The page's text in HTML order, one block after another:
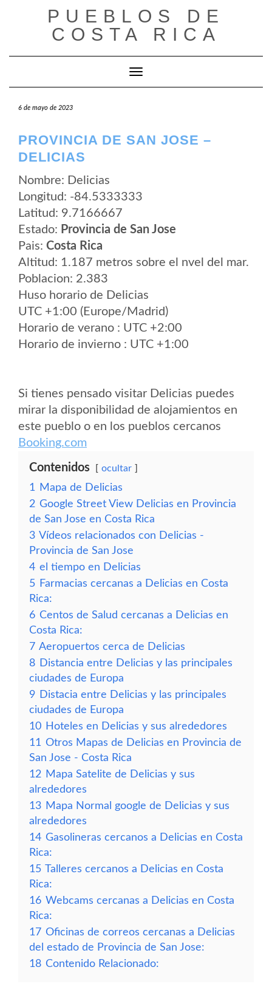
PUEBLOS DE
COSTA RICA
Cambiar modo de navegación
6 de mayo de 2023
PROVINCIA DE SAN JOSE –
DELICIAS
Nombre: Delicias
Longitud: -84.5333333
Latitud: 9.7166667
Estado: Provincia de San Jose
Pais: Costa Rica
Altitud: 1.187 metros sobre el nvel del mar.
Poblacion: 2.383
Huso horario de Delicias
UTC +1:00 (Europe/Madrid)
Horario de verano : UTC +2:00
Horario de invierno : UTC +1:00
Si tienes pensado visitar Delicias puedes
mirar la disponibilidad de alojamientos en
este pueblo o en los pueblos cercanos
Booking.com
Contenidos ocultar
1
Mapa de Delicias
2 Google Street View Delicias en Provincia
de San Jose en Costa Rica
3 Vídeos relacionados con Delicias -
Provincia de San Jose
4 el tiempo en Delicias
5 Farmacias cercanas a Delicias en Costa
Rica:
6 Centos de Salud cercanas a Delicias en
Costa Rica:
7 Aeropuertos cerca de Delicias
8 Distancia entre Delicias y las principales
ciudades de Europa
9 Distacia entre Delicias y las principales
ciudades de Europa
10 Hoteles en Delicias y sus alrededores
11 Otros Mapas de Delicias en Provincia de
San Jose - Costa Rica
12 Mapa Satelite de Delicias y sus
alrededores
13 Mapa Normal google de Delicias y sus
alrededores
14 Gasolineras cercanos a Delicias en Costa
Rica:
15 Talleres cercanos a Delicias en Costa
Rica:
16 Webcams cercanas a Delicias en Costa
Rica:
17 Oficinas de correos cercanas a Delicias
del estado de Provincia de San Jose:
18 Contenido Relacionado: